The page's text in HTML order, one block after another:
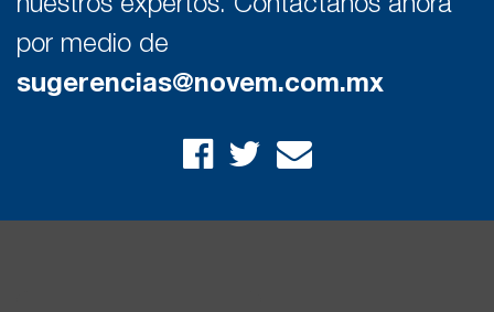
nuestros expertos. Contáctanos ahora
por medio de
sugerencias@novem.com.mx